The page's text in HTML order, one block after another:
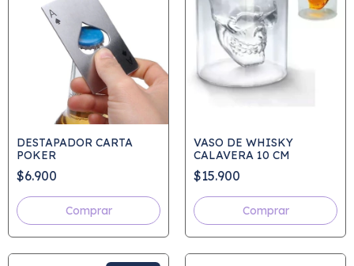
DESTAPADOR CARTA
POKER
$6.900
Comprar
VASO DE WHISKY
CALAVERA 10 CM
$15.900